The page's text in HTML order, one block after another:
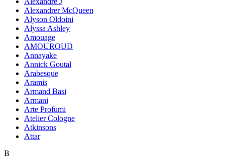
Alexandrer McQueen
Alyson Oldoini
Alyssa Ashley
Amouage
AMOUROUD
Annayake
Annick Goutal
Arabesque
Aramis
Armand Basi
Armani
Arte Profumi
Atelier Cologne
Atkinsons
Attar
B